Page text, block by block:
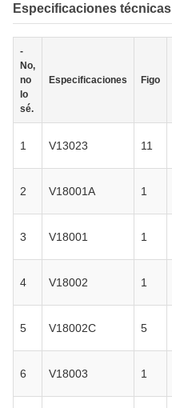
Especificaciones técnicas
-
No,
no
lo
sé.
Especificaciones Figo
1 V13023 11
2 V18001A 1
3 V18001 1
4 V18002 1
5 V18002C 5
6 V18003 1